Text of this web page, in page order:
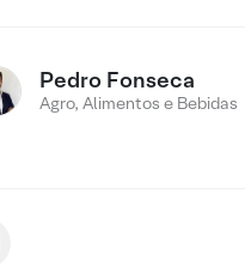
Pedro Fonseca
Agro, Alimentos e Bebidas